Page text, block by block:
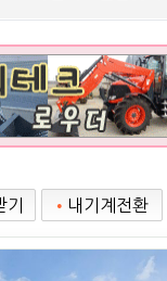
기 • 내기계전환